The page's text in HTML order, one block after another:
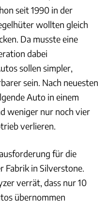
seit 1990 in der
wollten gleich
Da musste eine
dabei
sollen simpler,
sein. Nach neuesten
Auto in einem
weniger nur noch vier
verlieren.
für die
Fabrik in Silverstone.
verrät, dass nur 10
übernommen